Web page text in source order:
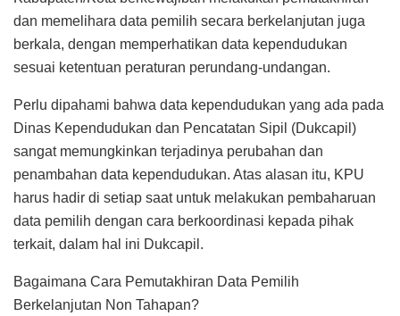
dan memelihara data pemilih secara berkelanjutan juga
berkala, dengan memperhatikan data kependudukan
sesuai ketentuan peraturan perundang-undangan.
Perlu dipahami bahwa data kependudukan yang ada pada
Dinas Kependudukan dan Pencatatan Sipil (Dukcapil)
sangat memungkinkan terjadinya perubahan dan
penambahan data kependudukan. Atas alasan itu, KPU
harus hadir di setiap saat untuk melakukan pembaharuan
data pemilih dengan cara berkoordinasi kepada pihak
terkait, dalam hal ini Dukcapil.
Bagaimana Cara Pemutakhiran Data Pemilih
Berkelanjutan Non Tahapan?